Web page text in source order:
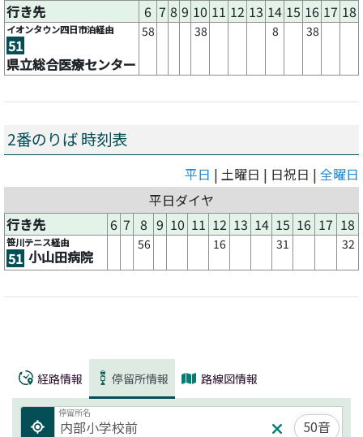
行き先
6 7 8 9 10 11 12 13 14 15 16 17 18
イオンタウン四日市泊経由
51
県立総合医療センター
58 38 8 38
2番のりば 時刻表
平日 | 土曜日 | 日祝日 | 全曜日
平日ダイヤ
行き先
6 7 8 9 10 11 12 13 14 15 16 17 18
笹川テニス経由
51 小山田病院
56 16 31 32
経路情報 停留所情報 路線図情報
停留所名
50音